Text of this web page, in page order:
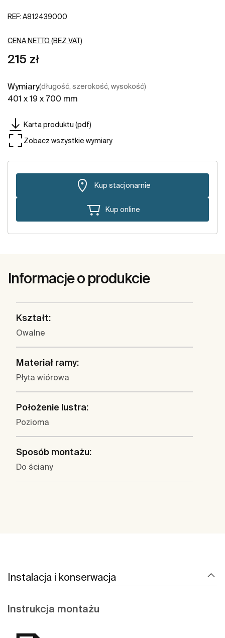
REF: A812439000
CENA NETTO (BEZ VAT)
215 zł
Wymiary(długość, szerokość, wysokość)
401 x 19 x 700 mm
Karta produktu (pdf)
Zobacz wszystkie wymiary
Kup stacjonarnie
Kup online
Informacje o produkcie
Kształt:
Owalne
Materiał ramy:
Płyta wiórowa
Położenie lustra:
Pozioma
Sposób montażu:
Do ściany
Instalacja i konserwacja
Instrukcja montażu